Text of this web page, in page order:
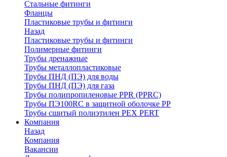
Стальные фитинги
Фланцы
Пластиковые трубы и фитинги
Назад
Пластиковые трубы и фитинги
Полимерные фитинги
Трубы дренажные
Трубы металлопластиковые
Трубы ПНД (ПЭ) для воды
Трубы ПНД (ПЭ) для газа
Трубы полипропиленовые PPR (PPRC)
Трубы ПЭ100RC в защитной оболочке PP
Трубы сшитый полиэтилен PEX PERT
Компания
Назад
Компания
Вакансии